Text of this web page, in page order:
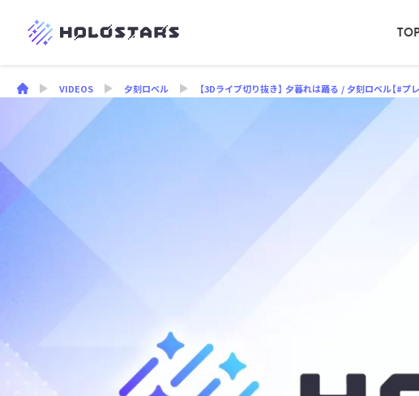
VIDEOS 夕刻ロベル 【3Dライブ切り抜き】 夕暮れは踊る / 夕刻ロベル【#プ